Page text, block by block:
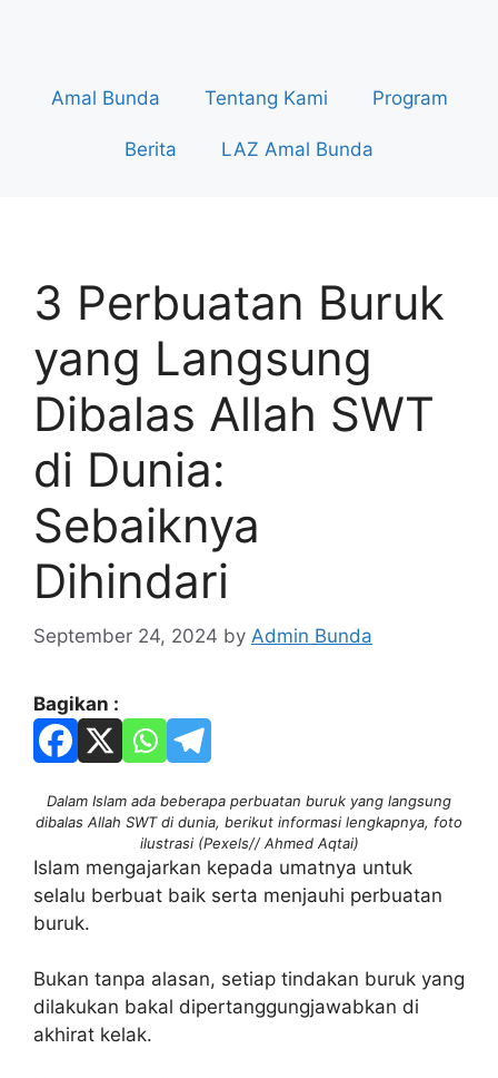
Amal Bunda Tentang Kami Program
Berita LAZ Amal Bunda
3 Perbuatan Buruk
yang Langsung
Dibalas Allah SWT
di Dunia:
Sebaiknya
Dihindari
September 24, 2024 by Admin Bunda
Bagikan :
Dalam Islam ada beberapa perbuatan buruk yang langsung
dibalas Allah SWT di dunia, berikut informasi lengkapnya, foto
ilustrasi (Pexels// Ahmed Aqtai)
Islam mengajarkan kepada umatnya untuk
selalu berbuat baik serta menjauhi perbuatan
buruk.
Bukan tanpa alasan, setiap tindakan buruk yang
dilakukan bakal dipertanggungjawabkan di
akhirat kelak.